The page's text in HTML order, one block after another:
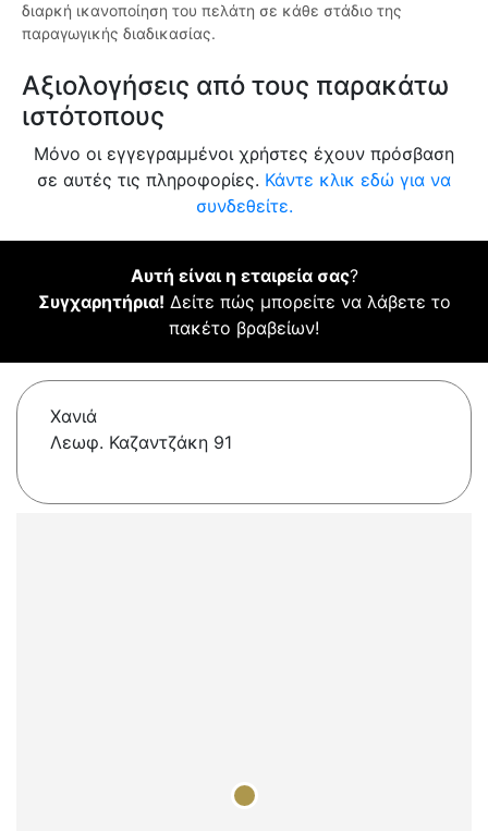
διαρκή ικανοποίηση του πελάτη σε κάθε στάδιο της
παραγωγικής διαδικασίας.
Αξιολογήσεις από τους παρακάτω
ιστότοπους
Μόνο οι εγγεγραμμένοι χρήστες έχουν πρόσβαση
σε αυτές τις πληροφορίες. Κάντε κλικ εδώ για να
συνδεθείτε.
Αυτή είναι η εταιρεία σας?
Συγχαρητήρια! Δείτε πώς μπορείτε να λάβετε το
πακέτο βραβείων!
Χανιά
Λεωφ. Καζαντζάκη 91